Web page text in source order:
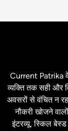
Current Patrika
व्यक्ति तक सही और
अवसरों से वंचित न
नौकरी खोजने
इंटरव्यू, स्किल